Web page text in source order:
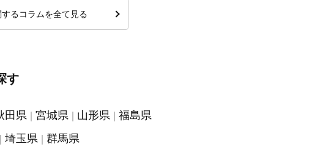
するコラムを全て見る
す
田県 宮城県 山形県
福島県
埼玉県
群馬県